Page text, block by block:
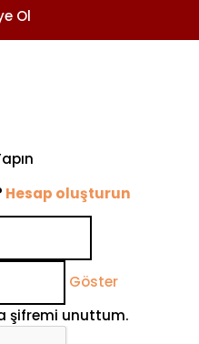
Ol
Hesap oluşturun
Göster
şifremi unuttum.